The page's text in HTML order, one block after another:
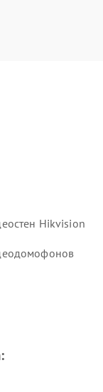
Hikvision